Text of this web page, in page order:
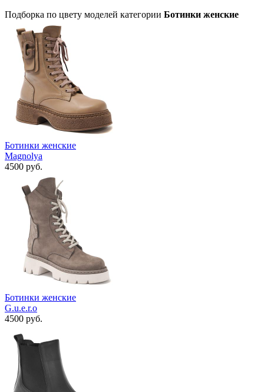
Подборка по цвету моделей категории Ботинки женские
Ботинки женские
Magnolya
4500 руб.
Ботинки женские
G.u.e.r.o
4500 руб.